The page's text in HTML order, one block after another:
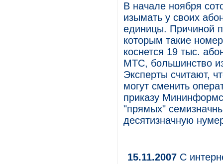
В начале ноября
изымать у своих
единицы. Причиной
которым такие
коснется 19 тыс.
МТС, большинство из
Эксперты считают,
могут сменить
приказу
"прямых"
десятизначную
15.11.2007 С